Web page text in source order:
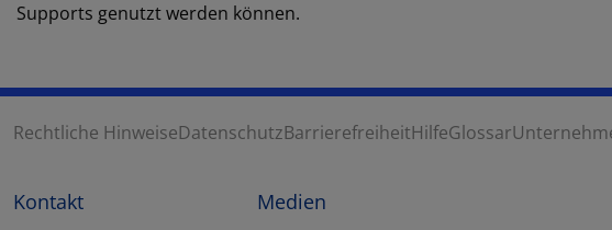
Supports genutzt werden können.
Rechtliche HinweiseDatenschutzBarrierefreiheitHilfeGlossar
Kontakt Medien